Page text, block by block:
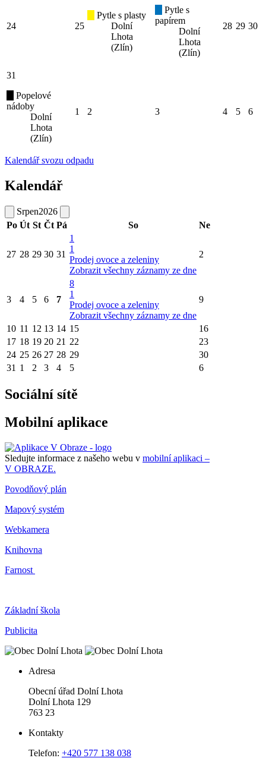
24 25
Pytle s plasty
Dolní
Lhota
(Zlín)
Pytle s
papírem
Dolní
Lhota
(Zlín)
28 29 30
31
Popelové
nádoby
Dolní
Lhota
(Zlín)
1 2 3 4 5 6
Kalendář svozu odpadu
Kalendář
Srpen2026
Po Út St Čt Pá So Ne
27 28 29 30 31
1
1
Prodej ovoce a zeleniny
Zobrazit všechny záznamy ze dne
2
3 4 5 6 7
8
1
Prodej ovoce a zeleniny
Zobrazit všechny záznamy ze dne
9
10 11 12 13 14 15
16
17 18 19 20 21 22
23
24 25 26 27 28 29
30
31 1 2 3 4 5 6
Sociální sítě
Mobilní aplikace
Sledujte informace z našeho webu v mobilní aplikaci –
V OBRAZE.
Povodňový plán
Mapový systém
Webkamera
Knihovna
Farnost
Základní škola
Publicita
Adresa
Obecní úřad Dolní Lhota
Dolní Lhota 129
763 23
Kontakty
Telefon: +420 577 138 038